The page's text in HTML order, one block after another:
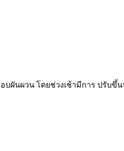
บผันผวน โดยช่วงเช้ามีการ ปรับขึ้